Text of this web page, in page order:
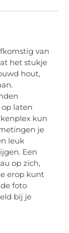
van
het stukje
hout,
laten
kun
je
leuk
Een
op zich,
erop kunt
foto
bij je